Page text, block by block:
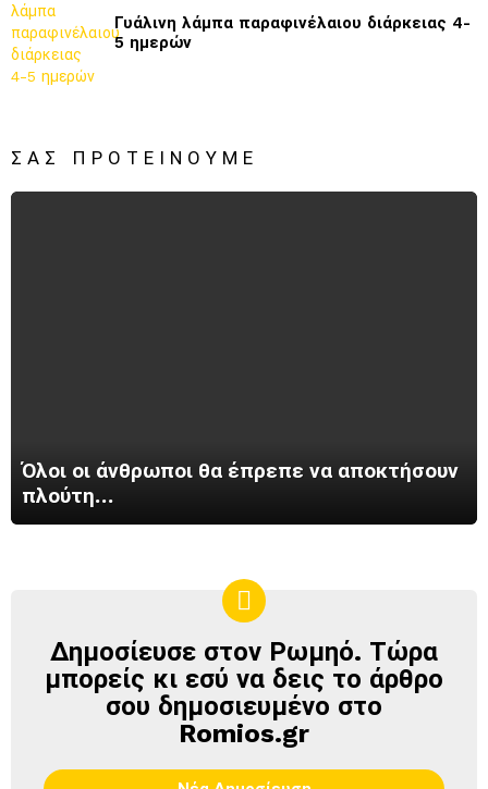
Γυάλινη λάμπα παραφινέλαιου διάρκειας 4-
5 ημερών
ΣΑΣ ΠΡΟΤΕΊΝΟΥΜΕ
Όλοι οι άνθρωποι θα έπρεπε να αποκτήσουν
πλούτη…
ΔΗΜΟΣΊΕΥΣΕ
ΣΤΟΝ
ΡΩΜΗΌ
Δημοσίευσε στον Ρωμηό. Τώρα
μπορείς κι εσύ να δεις το άρθρο
σου δημοσιευμένο στο
Romios.gr